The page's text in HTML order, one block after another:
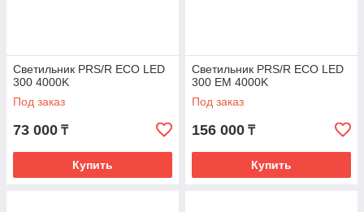
Светильник PRS/R ECO LED
300 4000K
Под заказ
73 000 ₸
Купить
Светильник PRS/R ECO LED
300 EM 4000K
Под заказ
156 000 ₸
Купить